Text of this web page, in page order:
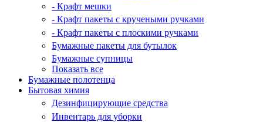
- Крафт мешки
- Крафт пакеты с кручеными ручками
- Крафт пакеты с плоскими ручками
Бумажные пакеты для бутылок
Бумажные супницы
Показать все
Бумажные полотенца
Бытовая химия
Дезинфицирующие средства
Инвентарь для уборки